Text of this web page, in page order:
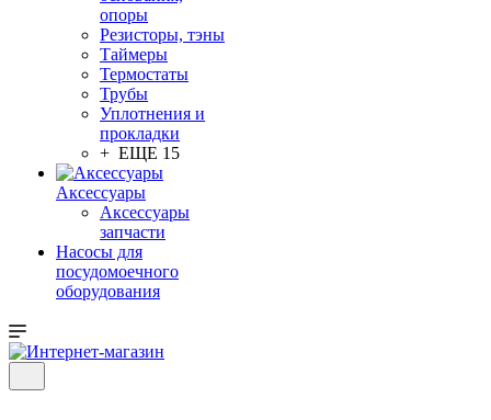
опоры
Резисторы, тэны
Таймеры
Термостаты
Трубы
Уплотнения и
прокладки
+ ЕЩЕ 15
Аксессуары
Аксессуары
запчасти
Насосы для
посудомоечного
оборудования